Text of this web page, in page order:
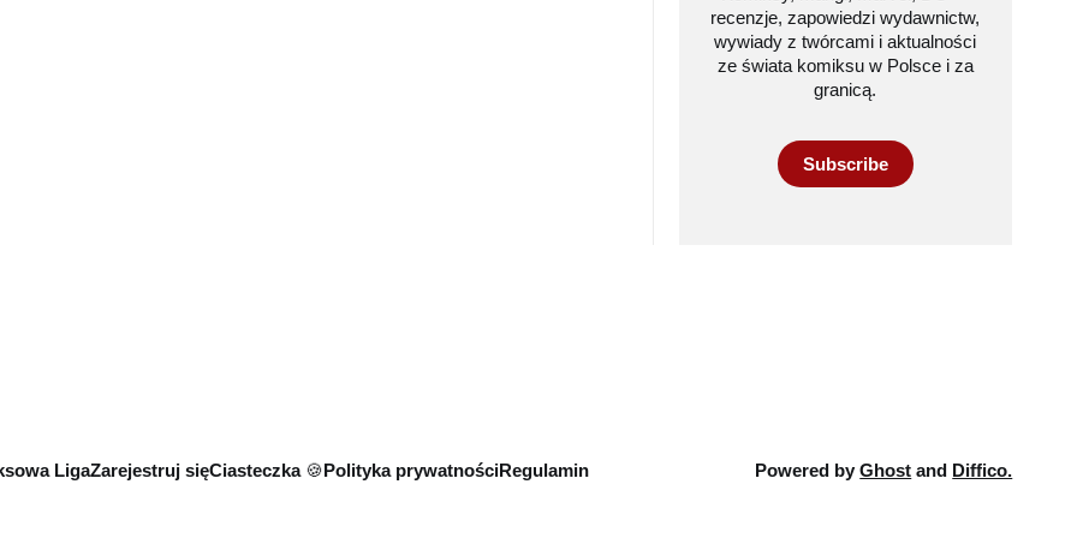
recenzje, zapowiedzi wydawnictw,
wywiady z twórcami i aktualności
ze świata komiksu w Polsce i za
granicą.
Subscribe
LigaZarejestruj sięCiasteczka 🍪Polityka prywatnościRegulamin Powered byGhost and Diffico.